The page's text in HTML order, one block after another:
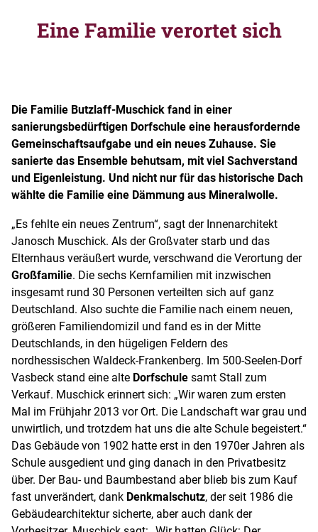
Eine Familie verortet sich
Die Familie Butzlaff-Muschick fand in einer
sanierungsbedürftigen Dorfschule eine herausfordernde
Gemeinschaftsaufgabe und ein neues Zuhause. Sie
sanierte das Ensemble behutsam, mit viel Sachverstand
und Eigenleistung. Und nicht nur für das historische Dach
wählte die Familie eine Dämmung aus Mineralwolle.
„Es fehlte ein neues Zentrum“, sagt der Innenarchitekt
Janosch Muschick. Als der Großvater starb und das
Elternhaus veräußert wurde, verschwand die Verortung der
Großfamilie. Die sechs Kernfamilien mit inzwischen
insgesamt rund 30 Personen verteilten sich auf ganz
Deutschland. Also suchte die Familie nach einem neuen,
größeren Familiendomizil und fand es in der Mitte
Deutschlands, in den hügeligen Feldern des
nordhessischen Waldeck-Frankenberg. Im 500-Seelen-Dorf
Vasbeck stand eine alte Dorfschule samt Stall zum
Verkauf. Muschick erinnert sich: „Wir waren zum ersten
Mal im Frühjahr 2013 vor Ort. Die Landschaft war grau und
unwirtlich, und trotzdem hat uns die alte Schule begeistert.“
Das Gebäude von 1902 hatte erst in den 1970er Jahren als
Schule ausgedient und ging danach in den Privatbesitz
über. Der Bau- und Baumbestand aber blieb bis zum Kauf
fast unverändert, dank Denkmalschutz, der seit 1986 die
Gebäudearchitektur sicherte, aber auch dank der